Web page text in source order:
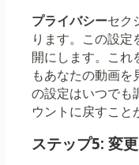
プライバシーセク
ります。この設
開にします。これ
もあなたの動画を
の設定はいつでも
ウントに戻すこと
ステップ5: 変